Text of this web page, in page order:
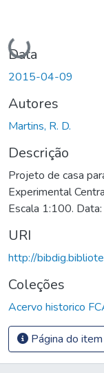
Carregando...
Data
2015-04-09
Autores
Martins, R. D.
Descrição
Projeto de casa
Experimental
Escala 1:100.
URI
http://
Coleções
Acervo historico
Página do